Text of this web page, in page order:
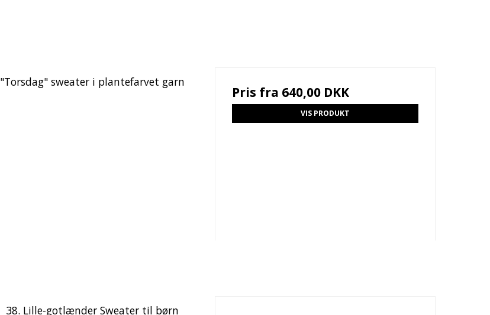
"Torsdag" sweater i plantefarvet garn
Pris fra 640,00 DKK
VIS PRODUKT
38. Lille-gotlænder Sweater til børn